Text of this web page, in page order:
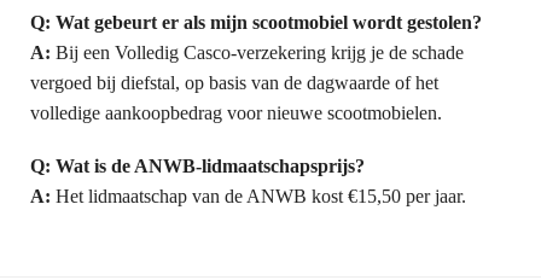
Q: Wat gebeurt er als mijn scootmobiel wordt gestolen?
A: Bij een Volledig Casco-verzekering krijg je de schade
vergoed bij diefstal, op basis van de dagwaarde of het
volledige aankoopbedrag voor nieuwe scootmobielen.
Q: Wat is de ANWB-lidmaatschapsprijs?
A: Het lidmaatschap van de ANWB kost €15,50 per jaar.